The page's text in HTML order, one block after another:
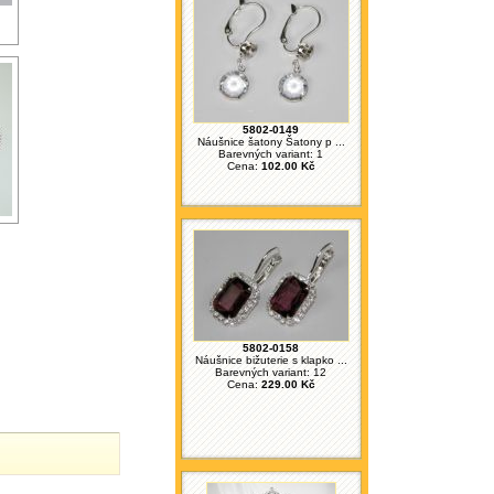
5802-0149
Náušnice šatony Šatony p ...
Barevných variant: 1
Cena: 102.00 Kč
5802-0158
Náušnice bižuterie s klapko ...
Barevných variant: 12
Cena:229.00 Kč